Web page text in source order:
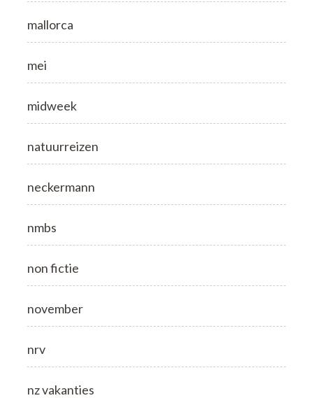
mallorca
mei
midweek
natuurreizen
neckermann
nmbs
non fictie
november
nrv
nz vakanties